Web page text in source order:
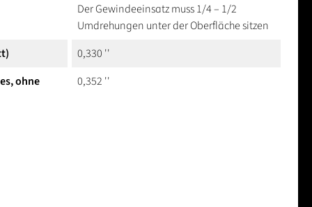
Der Gewindeeinsatz muss 1/4 – 1/2
Umdrehungen unter der Oberfläche sitzen
0,330 ''
ohne
0,352 ''